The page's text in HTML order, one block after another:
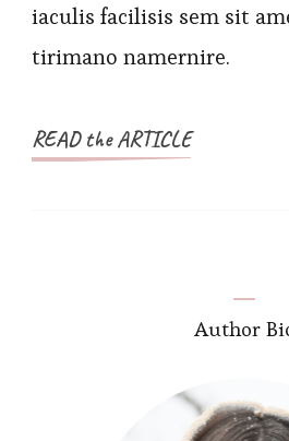
iaculis facilisis sem sit
tirimano namernire.
READ the ARTICLE
Author